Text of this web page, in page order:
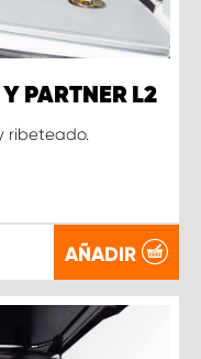
PARTNER L2
ribeteado.
AÑADIR